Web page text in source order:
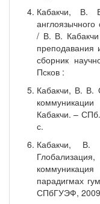
Кабакчи, В.
/ В. В.
преподавания
сборник
Псков :
Кабакчи, В. В.
Кабакчи. –
с.
Кабакчи,
парадигмах
СПбГУЭФ,